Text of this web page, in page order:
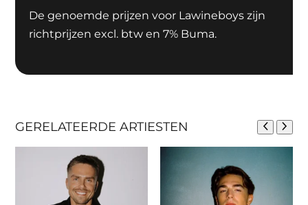
De genoemde prijzen voor Lawineboys zijn
richtprijzen excl. btw en 7% Buma.
GERELATEERDE ARTIESTEN